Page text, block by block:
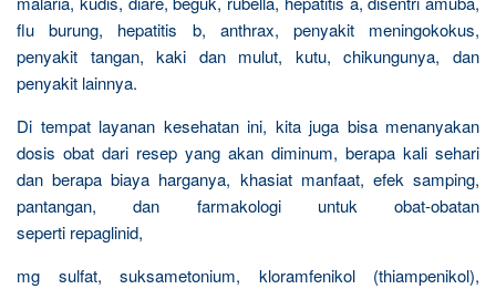
flu burung, hepatitis b, anthrax, penyakit meningokokus,
penyakit tangan, kaki dan mulut, kutu, chikungunya, dan
penyakit lainnya.
Di tempat layanan kesehatan ini, kita juga bisa menanyakan
dosis obat dari resep yang akan diminum, berapa kali sehari
dan berapa biaya harganya, khasiat manfaat, efek samping,
pantangan, dan farmakologi untuk obat-obatan
seperti repaglinid,
mg sulfat, suksametonium, kloramfenikol (thiampenikol),